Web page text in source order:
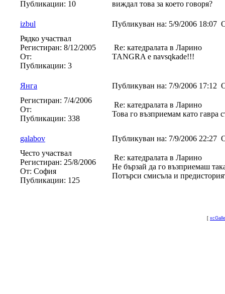
Публикации: 10
виждал това за което говоря?
izbul Публикуван на: 5/9/2006 18:07
Рядко участвал
Регистиран: 8/12/2005
От:
Публикации: 3
Re: катедралата в Ларино
TANGRA e navsqkade!!!
Янга Публикуван на: 7/9/2006 17:12
Регистиран: 7/4/2006
От:
Публикации: 338
Re: катедралата в Ларино
Това го възприемам като гавра
galabov Публикуван на: 7/9/2006 22:27
Често участвал
Регистиран: 25/8/2006
От: София
Публикации: 125
Re: катедралата в Ларино
Не бързай да го възприемаш
Потърси смисъла и
[